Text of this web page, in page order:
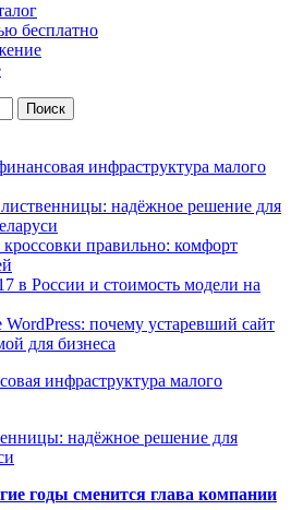
бесплатно
инфраструктура малого
надёжное решение для
правильно: комфорт
в России и стоимость модели на
почему устаревший сайт
для бизнеса
инфраструктура малого
надёжное решение для
годы сменится глава компании